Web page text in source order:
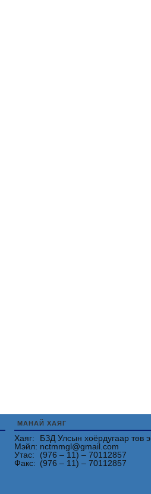
МАНАЙ ХАЯГ
Хаяг:
БЗД Улсын хоёрдугаар төв
Мэйл: nctmmgl@gmail.com
Утас:
(976 – 11) – 70112857
Факс: (976 – 11) – 70112857